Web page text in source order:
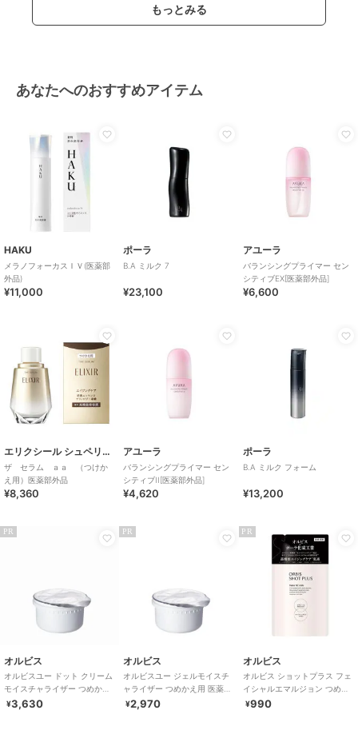
もっとみる
あなたへのおすすめアイテム
HAKU
メラノフォーカスＩＶ(医薬部
外品)
¥11,000
ポーラ
B.A ミルク 7
¥23,100
アユーラ
バランシングプライマー セン
シティブEX[医薬部外品]
¥6,600
エリクシール シュペリエル
ザ セラム ａａ （つけか
え用）医薬部外品
¥8,360
アユーラ
バランシングプライマー セン
シティブII[医薬部外品]
¥4,620
ポーラ
B.A ミルク フォーム
¥13,200
PR
オルビス
オルビスユー ドット クリーム
モイスチャライザー つめかえ
用 医薬部外品
¥3,630
PR
オルビス
オルビスユー ジェルモイスチ
ャライザー つめかえ用 医薬部
外品
¥2,970
PR
オルビス
オルビス ショットプラス フェ
イシャルエマルジョン つめか
え用 80mL
¥990